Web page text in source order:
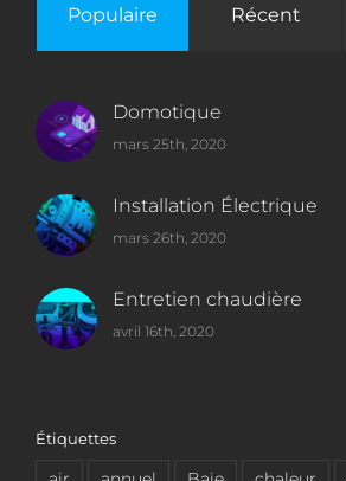
Populaire Récent
Domotique
mars 25th, 2020
Installation Électrique
mars 26th, 2020
Entretien chaudière
avril 16th, 2020
Étiquettes